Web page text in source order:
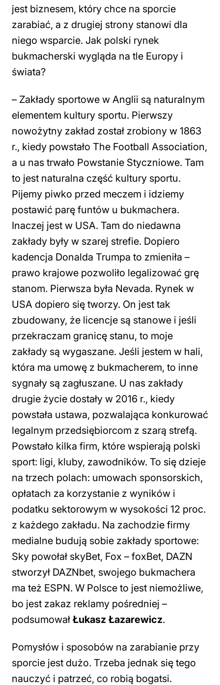
jest biznesem, który chce na sporcie
zarabiać, a z drugiej strony stanowi dla
niego wsparcie. Jak polski rynek
bukmacherski wygląda na tle Europy i
świata?
– Zakłady sportowe w Anglii są naturalnym
elementem kultury sportu. Pierwszy
nowożytny zakład został zrobiony w 1863
r., kiedy powstało The Football Association,
a u nas trwało Powstanie Styczniowe. Tam
to jest naturalna część kultury sportu.
Pijemy piwko przed meczem i idziemy
postawić parę funtów u bukmachera.
Inaczej jest w USA. Tam do niedawna
zakłady były w szarej strefie. Dopiero
kadencja Donalda Trumpa to zmieniła –
prawo krajowe pozwoliło legalizować grę
stanom. Pierwsza była Nevada. Rynek w
USA dopiero się tworzy. On jest tak
zbudowany, że licencje są stanowe i jeśli
przekraczam granicę stanu, to moje
zakłady są wygaszane. Jeśli jestem w hali,
która ma umowę z bukmacherem, to inne
sygnały są zagłuszane. U nas zakłady
drugie życie dostały w 2016 r., kiedy
powstała ustawa, pozwalająca konkurować
legalnym przedsiębiorcom z szarą strefą.
Powstało kilka firm, które wspierają polski
sport: ligi, kluby, zawodników. To się dzieje
na trzech polach: umowach sponsorskich,
opłatach za korzystanie z wyników i
podatku sektorowym w wysokości 12 proc.
z każdego zakładu. Na zachodzie firmy
medialne budują sobie zakłady sportowe:
Sky powołał skyBet, Fox – foxBet, DAZN
stworzył DAZNbet, swojego bukmachera
ma też ESPN. W Polsce to jest niemożliwe,
bo jest zakaz reklamy pośredniej –
podsumował Łukasz Łazarewicz.
Pomysłów i sposobów na zarabianie przy
sporcie jest dużo. Trzeba jednak się tego
nauczyć i patrzeć, co robią bogatsi.